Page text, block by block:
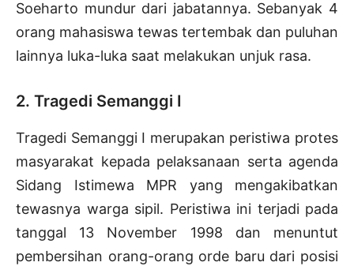
Soeharto mundur dari jabatannya. Sebanyak 4
orang mahasiswa tewas tertembak dan puluhan
lainnya luka-luka saat melakukan unjuk rasa.
2. Tragedi Semanggi I
Tragedi Semanggi I merupakan peristiwa protes
masyarakat kepada pelaksanaan serta agenda
Sidang Istimewa MPR yang mengakibatkan
tewasnya warga sipil. Peristiwa ini terjadi pada
tanggal 13 November 1998 dan menuntut
pembersihan orang-orang orde baru dari posisi